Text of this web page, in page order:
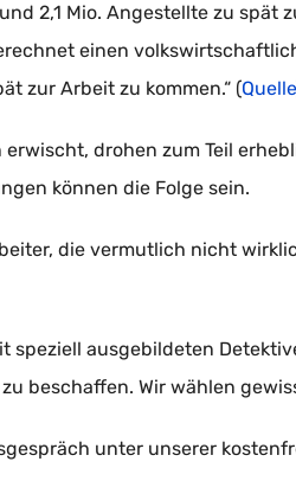
2,1 Mio. Angestellte zu
einen
zur Arbeit zu kommen.“ (Quelle
drohen zum Teil
können die Folge sein.
die vermutlich nicht
ausgebildeten
beschaffen. Wir wählen
unter unserer